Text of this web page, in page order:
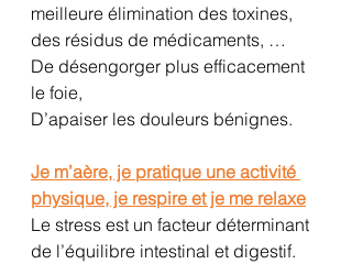
meilleure élimination des toxines,
des résidus de médicaments, …
De désengorger plus efficacement
le foie,
D’apaiser les douleurs bénignes.
Je m’aère, je pratique une activité
physique, je respire et je me relaxe
Le stress est un facteur déterminant
de l’équilibre intestinal et digestif.